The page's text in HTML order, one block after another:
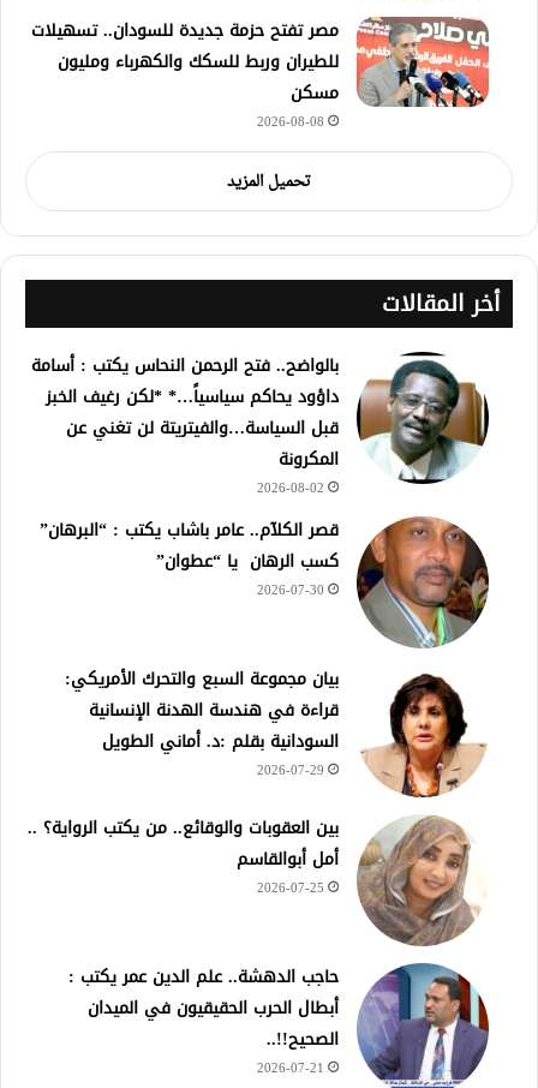
مصر تفتح حزمة جديدة للسودان.. تسهيلات
للطيران وربط للسكك والكهرباء ومليون
مسكن
2026-08-08
تحميل المزيد
أخر المقالات
بالواضح.. فتح الرحمن النحاس يكتب : أسامة
داؤود يحاكم سياسياً…* *لكن رغيف الخبز
قبل السياسة…والفيتريتة لن تغني عن
المكرونة
2026-08-02
قصر الكلآم.. عامر باشاب يكتب : “البرهان”
كسب الرهان يا “عطوان”
2026-07-30
بيان مجموعة السبع والتحرك الأمريكي:
قراءة في هندسة الهدنة الإنسانية
السودانية بقلم :د. أماني الطويل
2026-07-29
بين العقوبات والوقائع.. من يكتب الرواية؟ ..
أمل أبوالقاسم
2026-07-25
حاجب الدهشة.. علم الدين عمر يكتب :
أبطال الحرب الحقيقيون في الميدان
الصحيح!!..
2026-07-21